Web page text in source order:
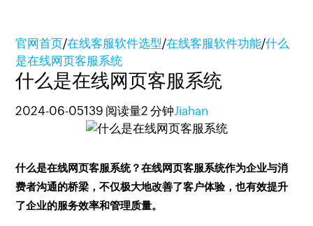
官网首页/在线客服软件选型/在线客服软件功能/什么
是在线网页客服系统
什么是在线网页客服系统
2024-06-05139 阅读量2 分钟Jiahan
什么是在线网页客服系统？在线网页客服系统作为企业与消
费者沟通的桥梁，不仅极大地改善了客户体验，也有效提升
了企业的服务效率和管理质量。